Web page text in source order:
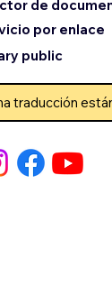
de
por enlace
public
traducción